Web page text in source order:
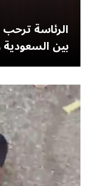
الرئاسة
بين السعودية